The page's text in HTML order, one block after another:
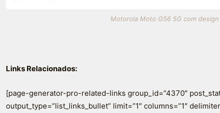
Motorola Moto G56 5G com
Links Relacionados:
[page-generator-pro-related-links group_id=”4370″
output_type=”list_links_bullet” limit=”1″ columns=”1″